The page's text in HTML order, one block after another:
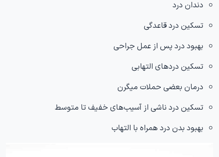
دندان درد
تسکین درد قاعدگی
بهبود درد پس از عمل جراحی
تسکین دردهای التهابی
درمان بعضی حملات میگرن
تسکین درد ناشی از آسیب‌های خفیف تا متوسط
بهبود بدن درد همراه با التهاب